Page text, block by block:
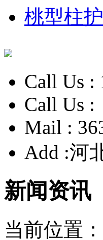
桃型柱
Call Us :
Call Us :
Mail :
Add :河
新闻资讯
当前位置：